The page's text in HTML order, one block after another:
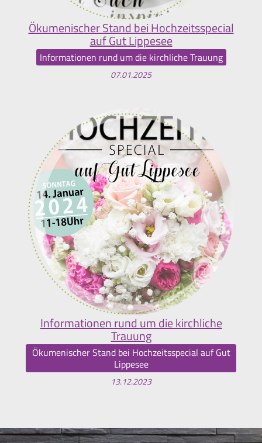
Ökumenischer Stand bei Hochzeitsspecial
auf Gut Lippesee
Informationen rund um die kirchliche Trauung
07.01.2025
Informationen rund um die kirchliche
Trauung
Ökumenischer Stand bei Hochzeitsspecial auf Gut
Lippesee
13.12.2023